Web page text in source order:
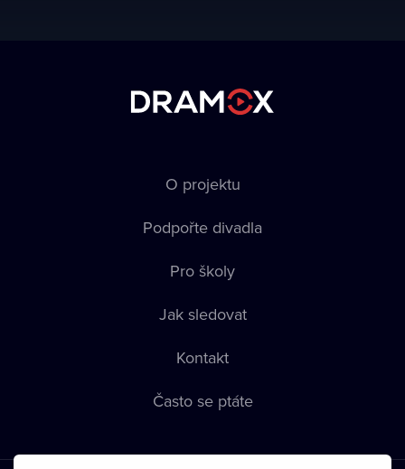
O projektu
Podpořte divadla
Pro školy
Jak sledovat
Kontakt
Často se ptáte